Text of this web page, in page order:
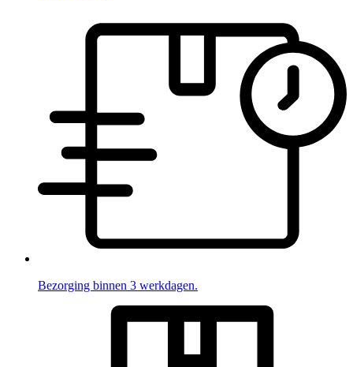
Bezorging binnen 3 werkdagen.